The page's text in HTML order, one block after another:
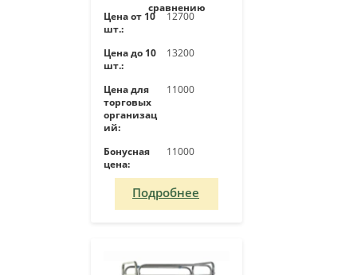
сравнению
Цена от 10
шт.:
12700
Цена до 10
шт.:
13200
Цена для
торговых
организац
ий:
11000
Бонусная
цена:
11000
Подробнее